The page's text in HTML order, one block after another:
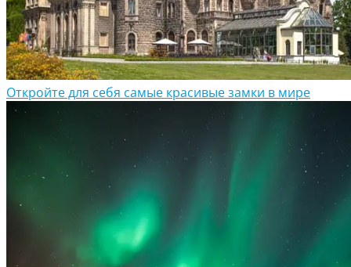
Откройте для себя самые красивые замки в мире